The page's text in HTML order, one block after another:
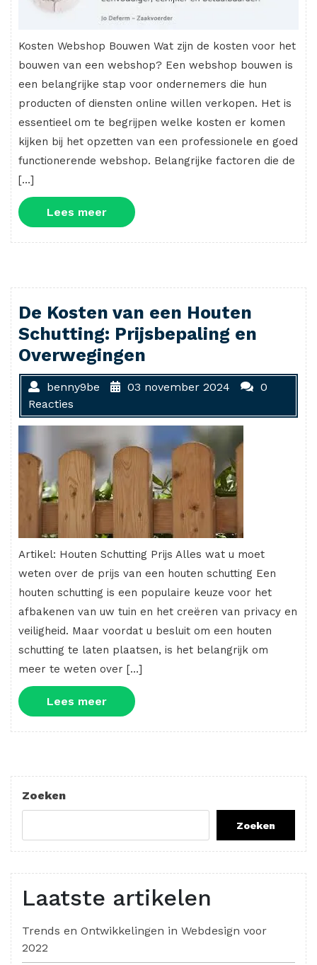
Kosten Webshop Bouwen Wat zijn de kosten voor het
bouwen van een webshop? Een webshop bouwen is
een belangrijke stap voor ondernemers die hun
producten of diensten online willen verkopen. Het is
essentieel om te begrijpen welke kosten er komen
kijken bij het opzetten van een professionele en goed
functionerende webshop. Belangrijke factoren die de
[…]
Lees meerLees
meer
De Kosten van een Houten
Schutting: Prijsbepaling en
Overwegingen
benny9be 03 november 2024
0
Reacties
Artikel: Houten Schutting Prijs Alles wat u moet
weten over de prijs van een houten schutting Een
houten schutting is een populaire keuze voor het
afbakenen van uw tuin en het creëren van privacy en
veiligheid. Maar voordat u besluit om een houten
schutting te laten plaatsen, is het belangrijk om
meer te weten over […]
Lees meerLees
meer
Zoeken
Zoeken
Laatste artikelen
Trends en Ontwikkelingen in Webdesign voor
2022